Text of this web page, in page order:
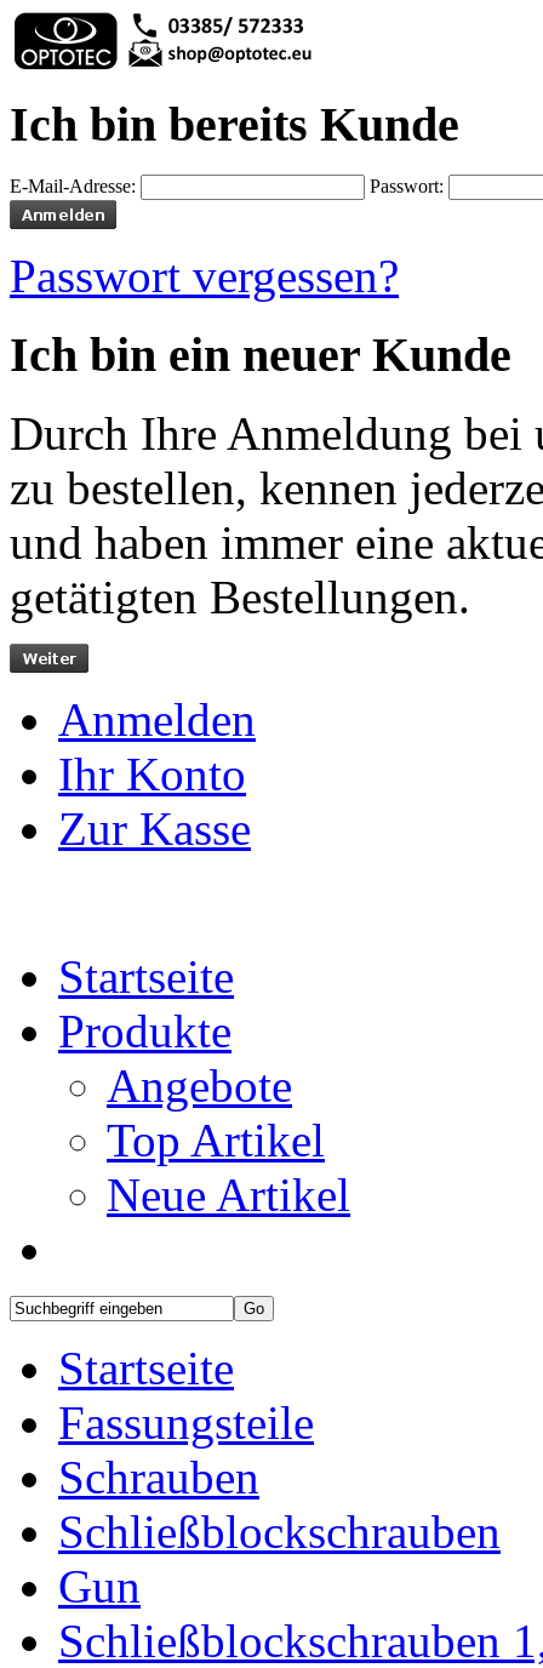
Ich bin bereits Kunde
E-Mail-Adresse: Passwort:
Passwort vergessen?
Ich bin ein neuer Kunde
Durch Ihre Anmeldung bei
zu bestellen, kennen
und haben immer eine
getätigten Bestellungen.
Anmelden
Ihr Konto
Zur Kasse
Startseite
Produkte
Angebote
Top Artikel
Neue Artikel
Startseite
Fassungsteile
Schrauben
Schließblockschrauben
Gun
Schließblockschrauben